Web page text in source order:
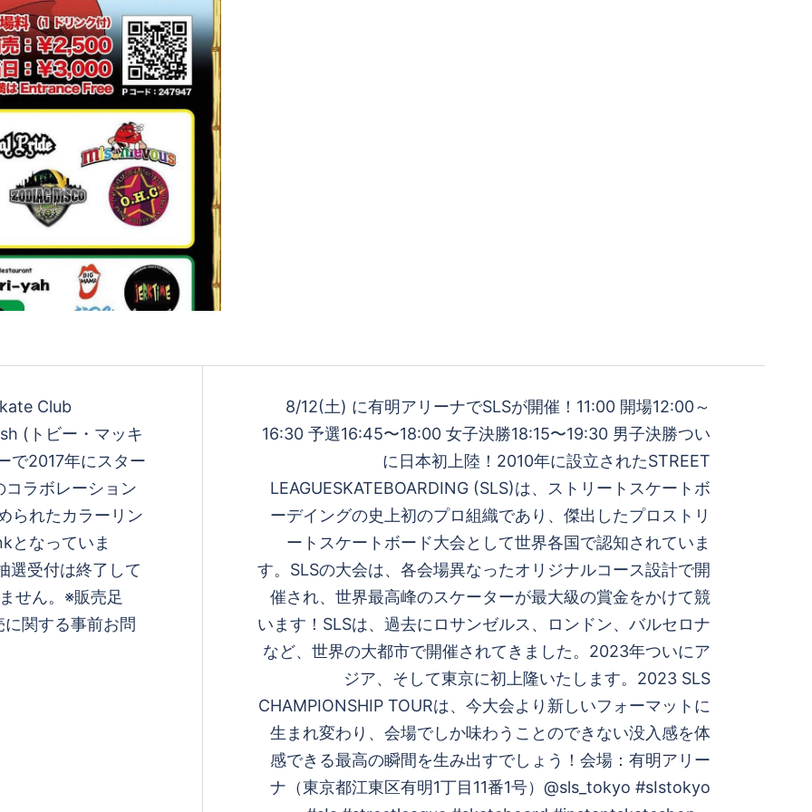
Club
(トビー・マッキ
で2017年にスター
ラボレーション
られたカラーリン
となっていま
受付は終了して
せん。※販売足
関する事前お問
8/12(土) に有明アリーナでSLSが開催！11:00 開場12:00～
16:30 予選16:45〜18:00 女子決勝18:15〜19:30 男子決勝つい
に日本初上陸！2010年に設立されたSTREET
LEAGUESKATEBOARDING (SLS)は、ストリートスケートボ
ーデイングの史上初のプロ組織であり、傑出したプロストリ
ートスケートボード大会として世界各国で認知されていま
す。SLSの大会は、各会場異なったオリジナルコース設計で開
催され、世界最高峰のスケーターが最大級の賞金をかけて競
います！SLSは、過去にロサンゼルス、ロンドン、バルセロナ
など、世界の大都市で開催されてきました。2023年ついにア
ジア、そして東京に初上隆いたします。2023 SLS
CHAMPIONSHIP TOURは、今大会より新しいフォーマットに
生まれ変わり、会場でしか味わうことのできない没入感を体
感できる最高の瞬間を生み出すでしょう！会場：有明アリー
ナ（東京都江東区有明1丁目11番1号）@sls_tokyo #sIstokyo